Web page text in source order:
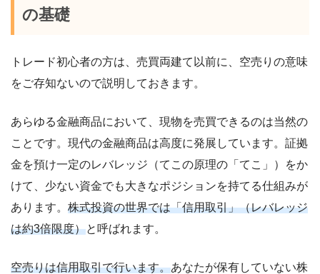
の基礎
トレード初心者の方は、売買両建て以前に、空売りの意味
をご存知ないので説明しておきます。
あらゆる金融商品において、現物を売買できるのは当然の
ことです。現代の金融商品は高度に発展しています。証拠
金を預け一定のレバレッジ（てこの原理の「てこ」）をか
けて、少ない資金でも大きなポジションを持てる仕組みが
あります。 株式投資の世界では「信用取引」（レバレッジ
は約3倍限度）と呼ばれます。
空売りは信用取引で行います。あなたが保有していない株